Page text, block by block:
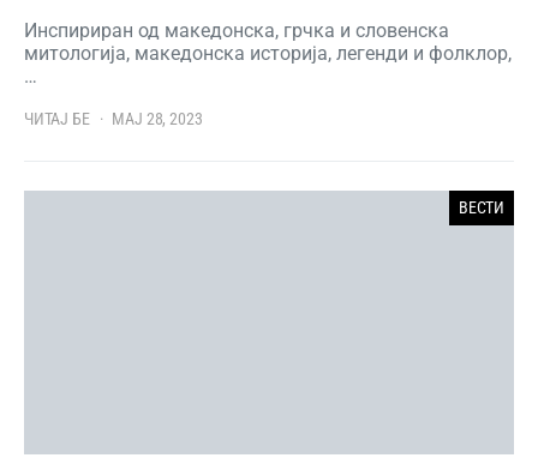
Инспириран од македонска, грчка и словенска
митологија, македонска историја, легенди и фолклор,
…
ЧИТАЈ БЕ МАЈ 28, 2023
ВЕСТИ